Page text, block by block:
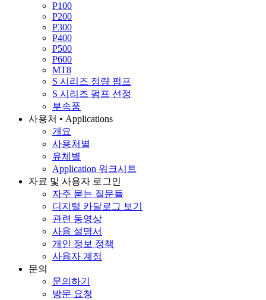
P100
P200
P300
P400
P500
P600
MT8
S 시리즈 정량 펌프
S 시리즈 펌프 선정
부속품
사용처 • Applications
개요
사용처별
유체별
Application 워크시트
자료 및 사용자 로그인
자주 묻는 질문들
디지털 카달로그 보기
관련 동영상
사용 설명서
개인 정보 정책
사용자 계정
문의
문의하기
방문 요청